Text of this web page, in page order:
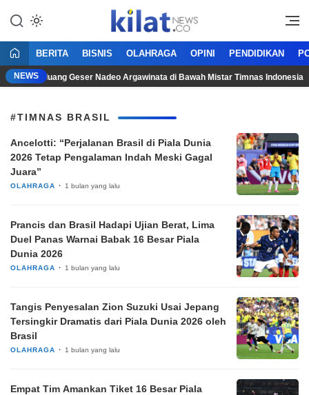
KilatNews.co
Mencerdaskan Anak Bangsa
BERITA BISNIS OLAHRAGA OPINI PENDIDIKAN
NEWS
Berpeluang Geser Nadeo Argawinata di Bawah Mistar Timnas Indonesia
#TIMNAS BRASIL
Ancelotti: “Perjalanan Brasil di Piala Dunia
2026 Tetap Pengalaman Indah Meski Gagal
Juara”
OLAHRAGA 1 bulan yang lalu
Prancis dan Brasil Hadapi Ujian Berat, Lima
Duel Panas Warnai Babak 16 Besar Piala
Dunia 2026
OLAHRAGA 1 bulan yang lalu
Tangis Penyesalan Zion Suzuki Usai Jepang
Tersingkir Dramatis dari Piala Dunia 2026 oleh
Brasil
OLAHRAGA 1 bulan yang lalu
Empat Tim Amankan Tiket 16 Besar Piala